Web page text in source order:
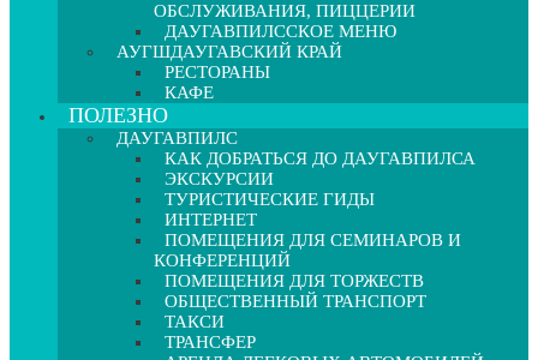
ОБСЛУЖИВАНИЯ, ПИЦЦЕРИИ
ДАУГАВПИЛССКОЕ МЕНЮ
АУГШДАУГАВСКИЙ КРАЙ
РЕСТОРАНЫ
КАФЕ
ПОЛЕЗНО
ДАУГАВПИЛС
КАК ДОБРАТЬСЯ ДО ДАУГАВПИЛСА
ЭКСКУРСИИ
ТУРИСТИЧЕСКИЕ ГИДЫ
ИНТЕРНЕТ
ПОМЕЩЕНИЯ ДЛЯ СЕМИНАРОВ И
КОНФЕРЕНЦИЙ
ПОМЕЩЕНИЯ ДЛЯ ТОРЖЕСТВ
ОБЩЕСТВЕННЫЙ ТРАНСПОРТ
ТАКСИ
ТРАНСФЕР